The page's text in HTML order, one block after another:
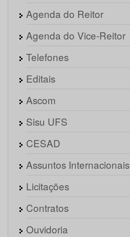
Agenda do Reitor
Agenda do Vice-Reitor
Telefones
Editais
Ascom
Sisu UFS
CESAD
Assuntos Internacionais
Licitações
Contratos
Ouvidoria